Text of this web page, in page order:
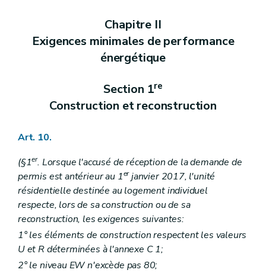
Chapitre II
Exigences minimales de performance
énergétique
Section 1re
Construction et reconstruction
Art. 10.
(§1er. Lorsque l'accusé de réception de la demande de
permis est antérieur au 1erjanvier 2017, l'unité
résidentielle destinée au logement individuel
respecte, lors de sa construction ou de sa
reconstruction, les exigences suivantes:
1° les éléments de construction respectent les valeurs
U et R déterminées à l'annexe C 1;
2° le niveau EW n'excède pas 80;